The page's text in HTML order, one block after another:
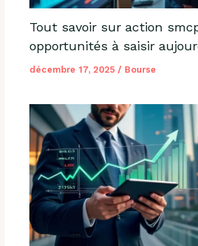
Tout savoir sur action
opportunités à saisir
décembre 17, 2025 / Bourse